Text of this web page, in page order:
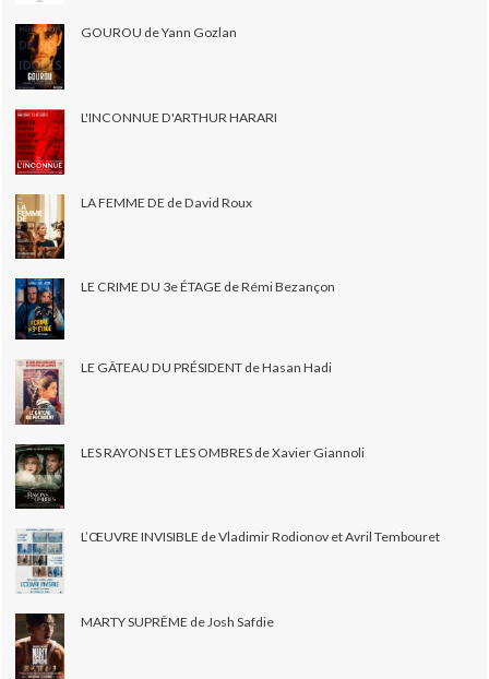
GOUROU de Yann Gozlan
L'INCONNUE D'ARTHUR HARARI
LA FEMME DE de David Roux
LE CRIME DU 3e ÉTAGE de Rémi Bezançon
LE GÂTEAU DU PRÉSIDENT de Hasan Hadi
LES RAYONS ET LES OMBRES de Xavier Giannoli
L’ŒUVRE INVISIBLE de Vladimir Rodionov et Avril Tembouret
MARTY SUPRÊME de Josh Safdie